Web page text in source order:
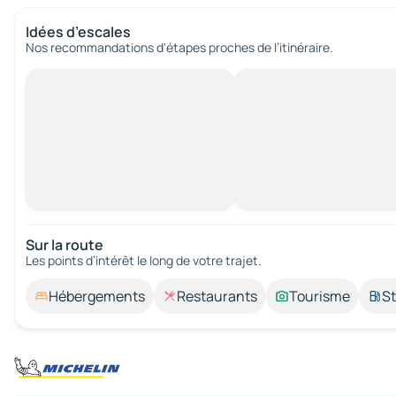
Idées d’escales
Nos recommandations d'étapes proches de l’itinéraire.
Sur la route
Les points d’intérêt le long de votre trajet.
Hébergements Restaurants Tourisme